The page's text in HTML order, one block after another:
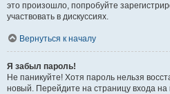
это произошло, попробуйте
участвовать в дискуссиях.
Вернуться к началу
Я забыл пароль!
Не паникуйте! Хотя пароль нельзя
новый. Перейдите на страницу входа